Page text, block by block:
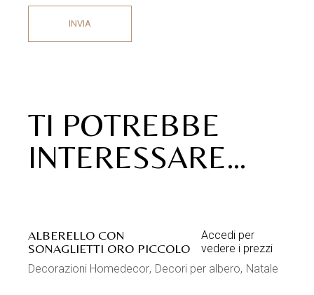
INVIA
TI POTREBBE
INTERESSARE…
ALBERELLO CON
SONAGLIETTI ORO PICCOLO
Accedi per
vedere i prezzi
Decorazioni Homedecor Decori per albero Natale